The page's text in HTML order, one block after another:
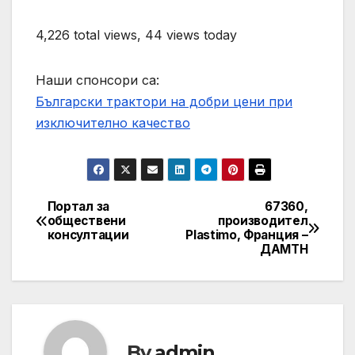
4,226 total views, 44 views today
Наши спонсори са:
Български трактори на добри цени при
изключително качество
Post
navigation
67360,
производител
Plastimo, Франция –
ДАМТН
Портал за
обществени
консултации